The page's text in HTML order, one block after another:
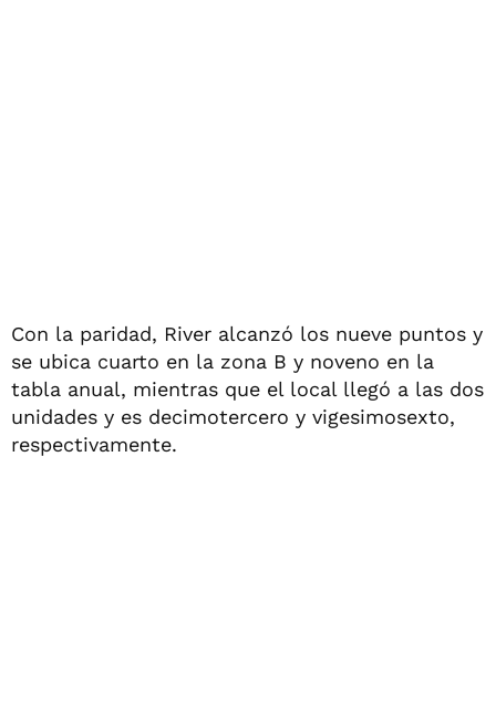
Con la paridad, River alcanzó los nueve puntos y
se ubica cuarto en la zona B y noveno en la
tabla anual, mientras que el local llegó a las dos
unidades y es decimotercero y vigesimosexto,
respectivamente.